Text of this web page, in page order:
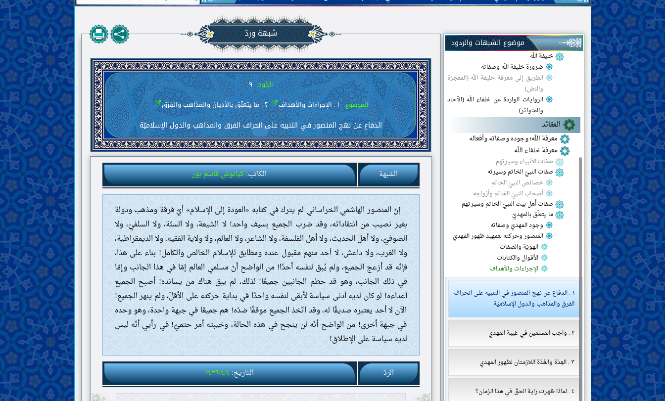
شبهة وردّ
الكود: ٩
الموضوع: ١ . الإجراءات والأهداف ٢ . ما يتعلّق بالأديان والمذاهب والفِرَق
الدفاع عن نهج المنصور في التنبيه على انحراف الفرق والمذاهب والدول الإسلاميّة
الشبهة الكاتب:كيانوش قاسم بور
إنّ المنصور الهاشمي الخراساني لم يترك في كتابه «العودة إلى الإسلام» أيّ فرقة ومذهب ودولة
بغير نصيب من انتقاداته، وقد ضرب الجميع بسيف واحد! لا الشيعة، ولا السنّة، ولا السلفيّ، ولا
الصوفيّ، ولا أهل الحديث، ولا أهل الفلسفة، ولا الشاعر، ولا العالم، ولا ولاية الفقيه، ولا الديمقراطية،
ولا الغرب، ولا داعش، لا أحد منهم مقبول عنده ومطابق للإسلام الخالص والكامل! بناء على هذا،
فإنّه قد أزعج الجميع، ولم يُبق لنفسه أحدًا! من الواضح أنّ مسلمي العالم إمّا في هذا الجانب وإمّا
في ذلك الجانب، وهو قد حطم الجانبين جميعًا! لذلك، لم يبق هناك من يسانده! أصبح الجميع
أعداءه! لو كان لديه أدنى سياسة لأبقى لنفسه واحدًا في بداية حركته على الأقلّ، ولم ينهر الجميع!
الآن لا أحد يعتبره صديقًا له، وقد اتّخذ الجميع موقفًا ضدّه! هم جميعًا في جبهة واحدة، وهو وحده
في جبهة أخرى! من الواضح أنّه لن ينجح في هذه الحالة، وخيبته أمر حتميّ! في رأيي أنّه ليس
لديه سياسة على الإطلاق!
الردّ التاريخ:١٤٣٦/٤/٤
موضوع الشبهات والردود
حجّيّة القرآن وصفاته
دلالة بعض آيات القرآن
خليفة اللّه
ضرورة خليفة اللّه وصفاته
الطريق إلى معرفة خليفة اللّه (المعجزة
والنصّ)
الروايات الواردة عن خلفاء اللّه (الآحاد
والمتواتر)
العقائد
معرفة اللّه؛ وجوده وصفاته وأفعاله
معرفة خلفاء اللّه
صفات الأنبياء وسيرتهم
صفات النبيّ الخاتم وسيرته
خصائص النبيّ الخاتم
أصحاب النبيّ الخاتم وأزواجه
صفات أهل بيت النبيّ الخاتم وسيرتهم
ما يتعلّق بالمهديّ
وجود المهديّ وصفاته
المنصور وحركته لتمهيد ظهور المهديّ
الهويّة والصفات
الأقوال والكتابات
الإجراءات والأهداف
١ . الدفاع عن نهج المنصور في التنبيه على انحراف
الفرق والمذاهب والدول الإسلاميّة
٢ . واجب المسلمين في غيبة المهدي
٣ . العِدّة والعُدّة اللازمتان لظهور المهدي
٤ . لماذا ظهرت راية الحقّ في هذا الزمان؟